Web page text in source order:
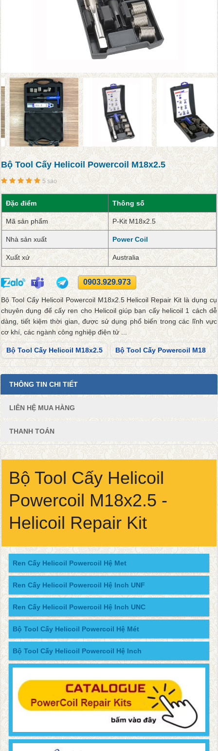
Bộ Tool Cấy Helicoil Powercoil M18x2.5
5 sao
Đặc điểm Thông số
Mã sản phẩm P-Kit M18x2.5
Nhà sản xuất Power Coil
Xuất xứ Australia
0903.929.973
Bộ Tool Cấy Helicoil Powercoil M18x2.5 Helicoil Repair Kit là dụng cụ
chuyên dụng để cấy ren cho Helicoil giúp bạn cấy helicoil 1 cách dễ
dàng, tiết kiệm thời gian, được sử dụng phổ biến trong các lĩnh vực
cơ khí, các ngành công nghiệp điện tử ...
Bộ Tool Cấy Helicoil M18x2.5 Bộ Tool Cấy Powercoil M18
THÔNG TIN CHI TIẾT
LIÊN HỆ MUA HÀNG
THANH TOÁN
Bộ Tool Cấy Helicoil
Powercoil M18x2.5 -
Helicoil Repair Kit
Ren Cấy Helicoil Powercoil Hệ Met
Ren Cấy Helicoil Powercoil Hệ Inch UNF
Ren Cấy Helicoil Powercoil Hệ Inch UNC
Bộ Tool Cấy Helicoil Powercoil Hệ Mét
Bộ Tool Cấy Helicoil Powercoil Hệ Inch